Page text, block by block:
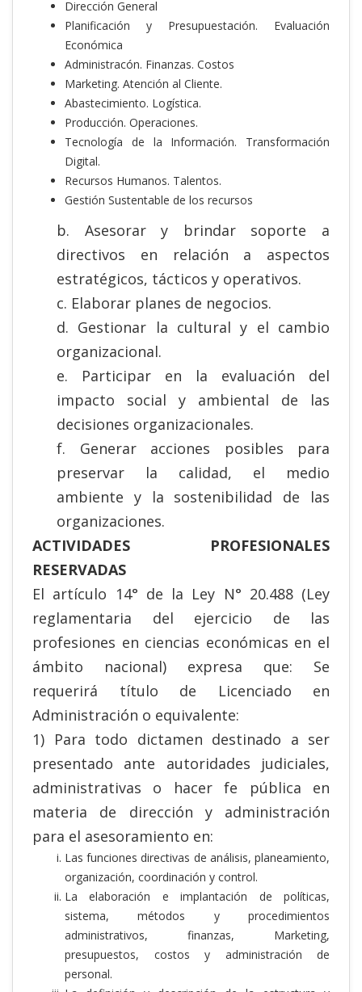
Dirección General
Planificación y Presupuestación. Evaluación
Económica
Administracón. Finanzas. Costos
Marketing. Atención al Cliente.
Abastecimiento. Logística.
Producción. Operaciones.
Tecnología de la Información. Transformación
Digital.
Recursos Humanos. Talentos.
Gestión Sustentable de los recursos
b. Asesorar y brindar soporte a
directivos en relación a aspectos
estratégicos, tácticos y operativos.
c. Elaborar planes de negocios.
d. Gestionar la cultural y el cambio
organizacional.
e. Participar en la evaluación del
impacto social y ambiental de las
decisiones organizacionales.
f. Generar acciones posibles para
preservar la calidad, el medio
ambiente y la sostenibilidad de las
organizaciones.
ACTIVIDADES PROFESIONALES
RESERVADAS
El artículo 14° de la Ley N° 20.488 (Ley
reglamentaria del ejercicio de las
profesiones en ciencias económicas en el
ámbito nacional) expresa que: Se
requerirá título de Licenciado en
Administración o equivalente:
1) Para todo dictamen destinado a ser
presentado ante autoridades judiciales,
administrativas o hacer fe pública en
materia de dirección y administración
para el asesoramiento en:
Las funciones directivas de análisis, planeamiento,
organización, coordinación y control.
La elaboración e implantación de políticas,
sistema, métodos y procedimientos
administrativos, finanzas, Marketing,
presupuestos, costos y administración de
personal.